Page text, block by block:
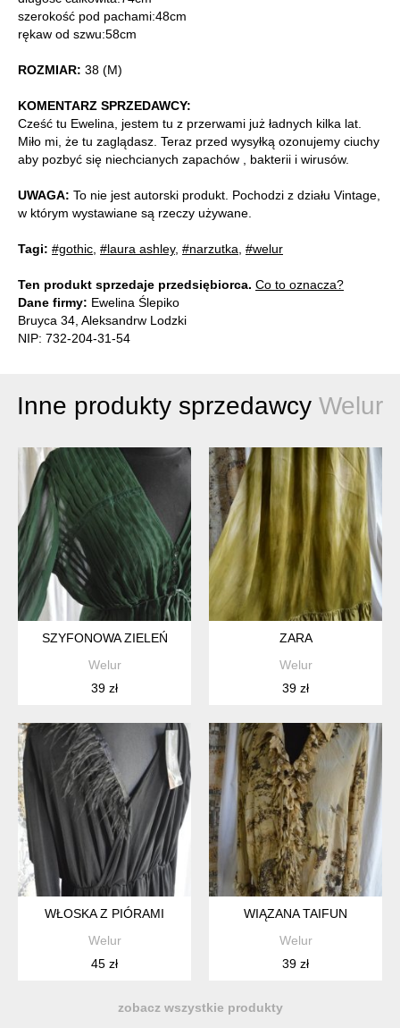
szerokość pod pachami:48cm
rękaw od szwu:58cm
ROZMIAR: 38 (M)
KOMENTARZ SPRZEDAWCY:
Cześć tu Ewelina, jestem tu z przerwami już ładnych kilka lat.
Miło mi, że tu zaglądasz. Teraz przed wysyłką ozonujemy ciuchy
aby pozbyć się niechcianych zapachów , bakterii i wirusów.
UWAGA: To nie jest autorski produkt. Pochodzi z działu Vintage,
w którym wystawiane są rzeczy używane.
Tagi: #gothic #laura ashley, #narzutka #welur
Ten produkt sprzedaje przedsiębiorca. Co to oznacza?
Dane firmy: Ewelina Ślepiko
Bruyca 34, Aleksandrw Lodzki
NIP: 732-204-31-54
Inne produkty sprzedawcy Welur
SZYFONOWA ZIELEŃ
Welur
39 zł
ZARA
Welur
39 zł
WŁOSKA Z PIÓRAMI
Welur
45 zł
WIĄZANA TAIFUN
Welur
39 zł
zobacz wszystkie produkty